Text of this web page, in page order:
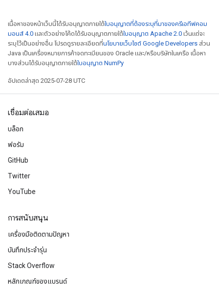
เนื้อหาของหน้าเว็บนี้ได้รับอนุญาตภายใต้ใบอนุญาตที่ต้องระบุที่มาของครีเอทีฟคอม
มอนส์ 4.0 และตัวอย่างโค้ดได้รับอนุญาตภายใต้ใบอนุญาต Apache 2.0 เว้นแต่จะ
ระบุไว้เป็นอย่างอื่น โปรดดูรายละเอียดที่นโยบายเว็บไซต์ Google Developers ส่วน
Java เป็นเครื่องหมายการค้าจดทะเบียนของ Oracle และ/หรือบริษัทในเครือ เนื้อหา
บางส่วนได้รับอนุญาตภายใต้ใบอนุญาต NumPy
อัปเดตล่าสุด 2025-07-28 UTC
เชื่อมต่อเสมอ
บล็อก
ฟอรัม
GitHub
Twitter
YouTube
การสนับสนุน
เครื่องมือติดตามปัญหา
บันทึกประจำรุ่น
Stack Overflow
หลักเกณฑ์ของแบรนด์